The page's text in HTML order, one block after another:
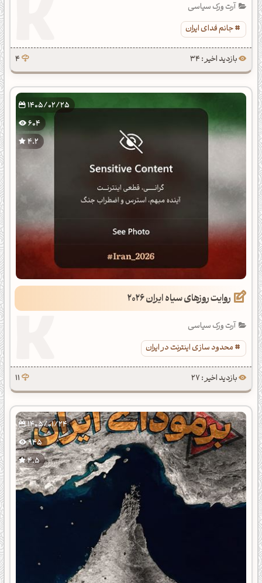
آرت ورک سیاسی
جانم فدای ایران
بازدید اخیر : 34 4
1405/02/25
604
4.2
روایت روزهای سیاه ایران 2026
آرت ورک سیاسی
محدود سازی اینترنت در ایران
بازدید اخیر : 27 11
1405/01/24
945
4.5